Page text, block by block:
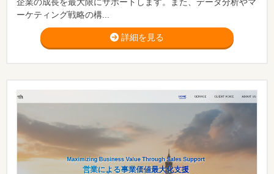
ーケティング戦略の構...
詳細を見る